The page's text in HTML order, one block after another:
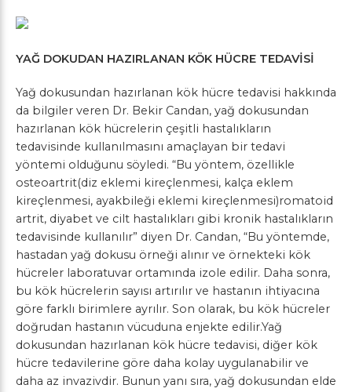
YAĞ DOKUDAN HAZIRLANAN KÖK HÜCRE TEDAVİSİ
Yağ dokusundan hazırlanan kök hücre tedavisi hakkında
da bilgiler veren Dr. Bekir Candan, yağ dokusundan
hazırlanan kök hücrelerin çeşitli hastalıkların
tedavisinde kullanılmasını amaçlayan bir tedavi
yöntemi olduğunu söyledi. “Bu yöntem, özellikle
osteoartrit(diz eklemi kireçlenmesi, kalça eklem
kireçlenmesi, ayakbileği eklemi kireçlenmesi)romatoid
artrit, diyabet ve cilt hastalıkları gibi kronik hastalıkların
tedavisinde kullanılır” diyen Dr. Candan, “Bu yöntemde,
hastadan yağ dokusu örneği alınır ve örnekteki kök
hücreler laboratuvar ortamında izole edilir. Daha sonra,
bu kök hücrelerin sayısı artırılır ve hastanın ihtiyacına
göre farklı birimlere ayrılır. Son olarak, bu kök hücreler
doğrudan hastanın vücuduna enjekte edilir.Yağ
dokusundan hazırlanan kök hücre tedavisi, diğer kök
hücre tedavilerine göre daha kolay uygulanabilir ve
daha az invazivdir. Bunun yanı sıra, yağ dokusundan elde